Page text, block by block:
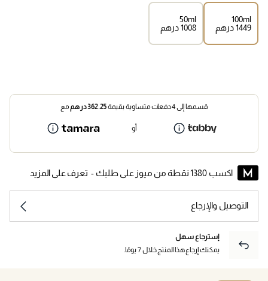
100ml
⁦1449⁩ درهم
50ml
⁦1008⁩ درهم
قسمها إلى 4 دفعات متساوية بقيمة 362.25درهممع
أو
اكسب 1380 نقطة من ميوز على طلبك - تعرف على المزيد
التوصيل والإرجاع
إسترجاع سهل
يمكنك إرجاع هذا المنتج خلال 7 يومًا.